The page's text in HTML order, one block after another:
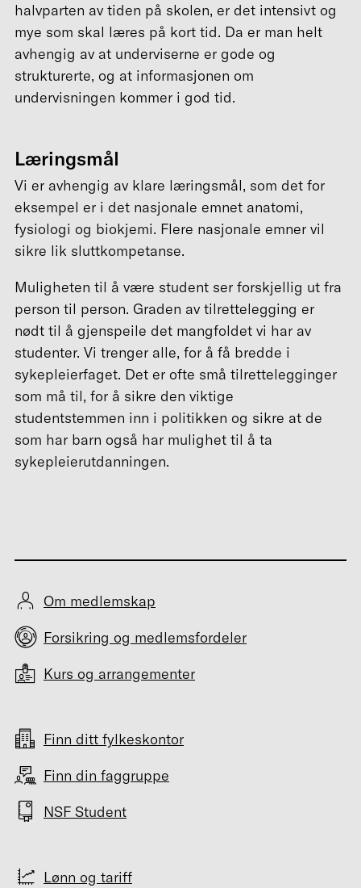
halvparten av tiden på skolen, er det intensivt og
mye som skal læres på kort tid. Da er man helt
avhengig av at underviserne er gode og
strukturerte, og at informasjonen om
undervisningen kommer i god tid.
Læringsmål
Vi er avhengig av klare læringsmål, som det for
eksempel er i det nasjonale emnet anatomi,
fysiologi og biokjemi. Flere nasjonale emner vil
sikre lik sluttkompetanse.
Muligheten til å være student ser forskjellig ut fra
person til person. Graden av tilrettelegging er
nødt til å gjenspeile det mangfoldet vi har av
studenter. Vi trenger alle, for å få bredde i
sykepleierfaget. Det er ofte små tilrettelegginger
som må til, for å sikre den viktige
studentstemmen inn i politikken og sikre at de
som har barn også har mulighet til å ta
sykepleierutdanningen.
Om medlemskap
Forsikring og medlemsfordeler
Kurs og arrangementer
Finn ditt fylkeskontor
Finn din faggruppe
NSF Student
Lønn og tariff